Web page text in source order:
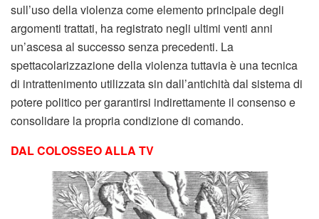
sull’uso della violenza come elemento principale degli
argomenti trattati, ha registrato negli ultimi venti anni
un’ascesa al successo senza precedenti. La
spettacolarizzazione della violenza tuttavia è una tecnica
di intrattenimento utilizzata sin dall’antichità dal sistema di
potere politico per garantirsi indirettamente il consenso e
consolidare la propria condizione di comando.
DAL COLOSSEO ALLA TV